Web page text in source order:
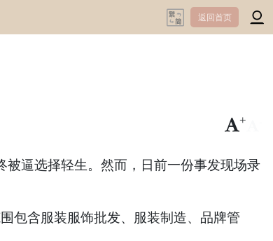
返回首页
+
逼选择轻生。然而，日前一份事发现场录
含服装服饰批发、服装制造、品牌管